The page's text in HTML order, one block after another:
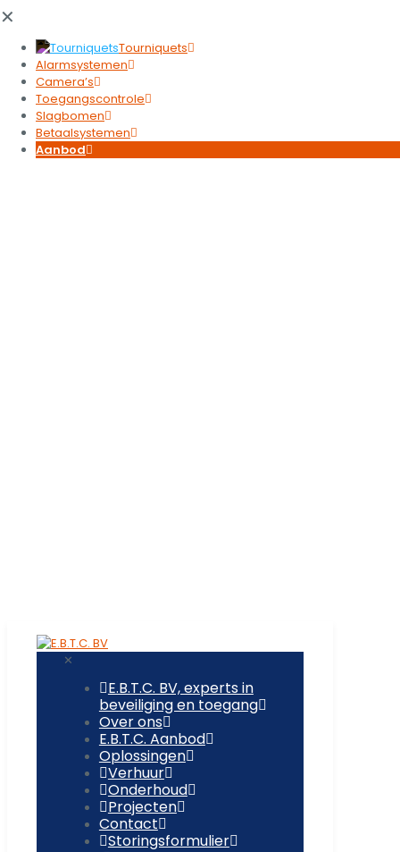
✕
E.B.T.C. BV, experts in
beveiliging en toegang
Over ons
E.B.T.C. Aanbod
Oplossingen
Verhuur
Onderhoud
Projecten
Contact
Storingsformulier
✕
Tourniquets
Alarmsystemen
Camera’s
Toegangscontrole
Slagbomen
Betaalsystemen
Aanbod